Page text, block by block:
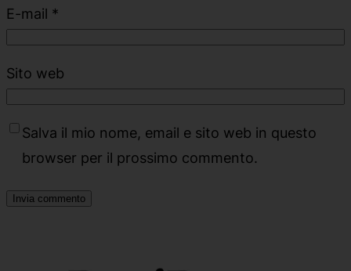
E-mail *
Sito web
Salva il mio nome, email e sito web in questo
browser per il prossimo commento.